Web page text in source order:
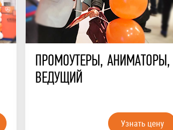
ПРОМОУТЕРЫ, АНИМАТОРЫ,
ВЕДУЩИЙ
Узнать цену